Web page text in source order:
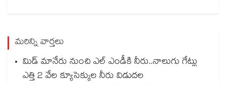
మరిన్ని వార్తలు
మిడ్ మానేరు నుంచి ఎల్ ఎండీకి నీరు..నాలుగు గేట్లు
ఎత్తి 2 వేల క్యూసెక్కుల నీరు విడుదల